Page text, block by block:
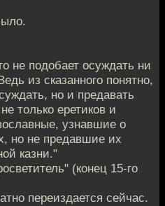
не подобает осуждать ни
из сказанного понятно,
но и предавать
только еретиков и
узнавшие о
но не предавшие их
казни."
(конец 15-го
переиздается сейчас.